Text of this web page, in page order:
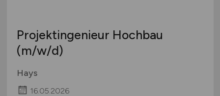
Projektingenieur Hochbau
(m/w/d)
Hays
16.05.2026